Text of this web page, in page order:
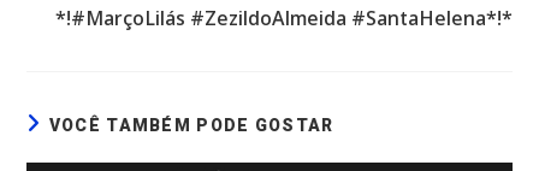
*!#MarçoLilás #ZezildoAlmeida #SantaHelena*!*
VOCÊ TAMBÉM PODE GOSTAR